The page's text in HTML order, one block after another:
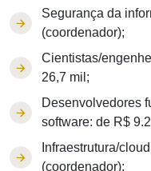
Segurança da
(coordenador);
Cientistas/
26,7 mil;
Desenvolvedores
software: de R$
Infraestrutura/
(coordenador);